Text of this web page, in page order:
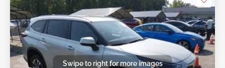
Swipe to right for more images